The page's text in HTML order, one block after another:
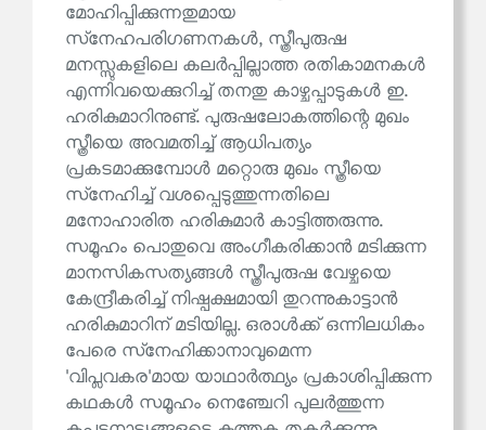
മോഹിപ്പിക്കുന്നതുമായ
സ്‌നേഹപരിഗണനകൾ, സ്ത്രീപുരുഷ
മനസ്സുകളിലെ കലർപ്പില്ലാത്ത രതികാമനകൾ
എന്നിവയെക്കുറിച്ച് തനതു കാഴ്ചപ്പാടുകൾ ഇ.
ഹരികുമാറിനുണ്ട്. പുരുഷലോകത്തിന്റെ മുഖം
സ്ത്രീയെ അവമതിച്ച് ആധിപത്യം
പ്രകടമാക്കുമ്പോൾ മറ്റൊരു മുഖം സ്ത്രീയെ
സ്‌നേഹിച്ച് വശപ്പെടുത്തുന്നതിലെ
മനോഹാരിത ഹരികുമാർ കാട്ടിത്തരുന്നു.
സമൂഹം പൊതുവെ അംഗീകരിക്കാൻ മടിക്കുന്ന
മാനസികസത്യങ്ങൾ സ്ത്രീപുരുഷ വേഴ്ചയെ
കേന്ദ്രീകരിച്ച് നിഷ്പക്ഷമായി തുറന്നുകാട്ടാൻ
ഹരികുമാറിന് മടിയില്ല. ഒരാൾക്ക് ഒന്നിലധികം
പേരെ സ്‌നേഹിക്കാനാവുമെന്ന
'വിപ്ലവകര'മായ യാഥാർത്ഥ്യം പ്രകാശിപ്പിക്കുന്ന
കഥകൾ സമൂഹം നെഞ്ചേറി പുലർത്തുന്ന